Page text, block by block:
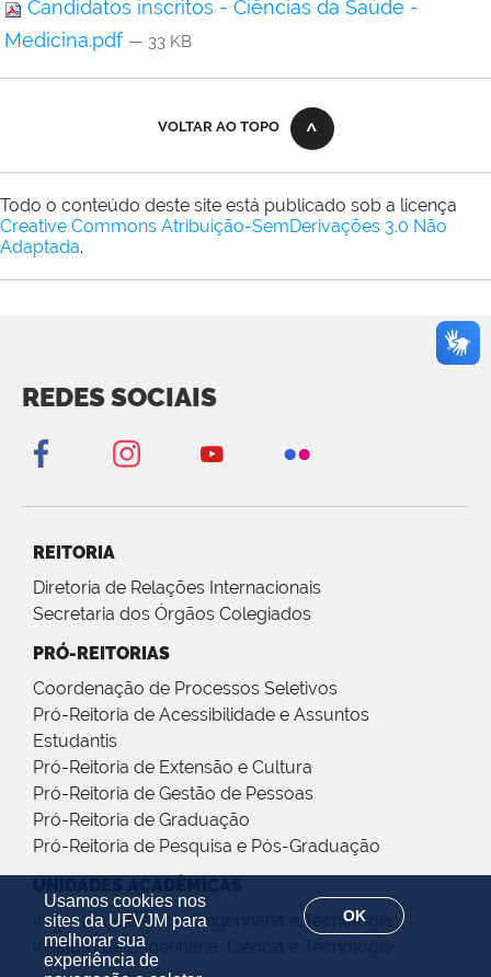
Usamos cookies nos
sites da UFVJM para
melhorar sua
experiência de
OK
Candidatos inscritos - Ciências da Saúde -
Medicina.pdf — 33 KB
VOLTAR AO TOPO
Todo o conteúdo deste site está publicado sob a licença
Creative Commons Atribuição-SemDerivações 3.0 Não
Adaptada.
REDES SOCIAIS
REITORIA
Diretoria de Relações Internacionais
Secretaria dos Órgãos Colegiados
PRÓ-REITORIAS
Coordenação de Processos Seletivos
Pró-Reitoria de Acessibilidade e Assuntos
Estudantis
Pró-Reitoria de Extensão e Cultura
Pró-Reitoria de Gestão de Pessoas
Pró-Reitoria de Graduação
Pró-Reitoria de Pesquisa e Pós-Graduação
Instituto de Ciência, Engenharia e Tecnologia
Instituto de Engenharia, Ciência e Tecnologia